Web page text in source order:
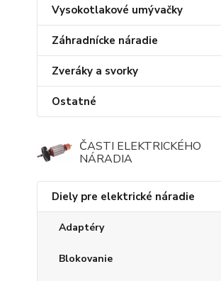
Vysokotlakové umývačky
Záhradnícke náradie
Zveráky a svorky
Ostatné
ČASTI ELEKTRICKÉHO
NÁRADIA
Diely pre elektrické náradie
Adaptéry
Blokovanie